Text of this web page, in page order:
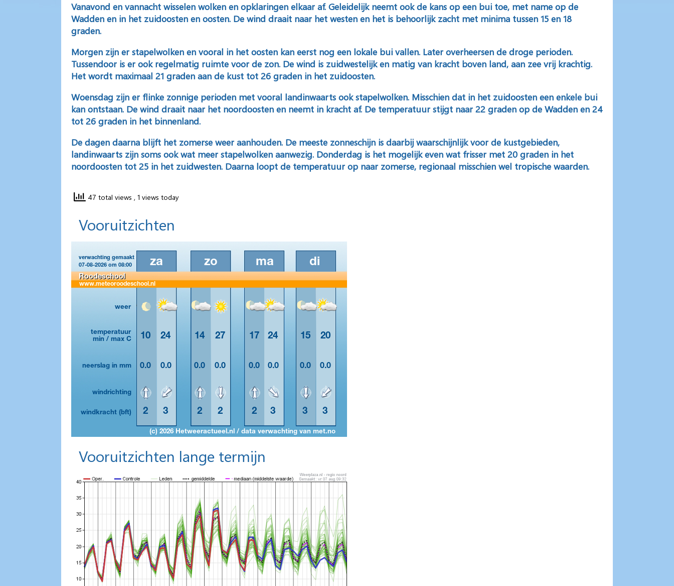
Vanavond en vannacht wisselen wolken en opklaringen elkaar af. Geleidelijk neemt ook de kans op een bui toe, met name op de
Wadden en in het zuidoosten en oosten. De wind draait naar het westen en het is behoorlijk zacht met minima tussen 15 en 18
graden.
Morgen zijn er stapelwolken en vooral in het oosten kan eerst nog een lokale bui vallen. Later overheersen de droge perioden.
Tussendoor is er ook regelmatig ruimte voor de zon. De wind is zuidwestelijk en matig van kracht boven land, aan zee vrij krachtig.
Het wordt maximaal 21 graden aan de kust tot 26 graden in het zuidoosten.
Woensdag zijn er flinke zonnige perioden met vooral landinwaarts ook stapelwolken. Misschien dat in het zuidoosten een enkele bui
kan ontstaan. De wind draait naar het noordoosten en neemt in kracht af. De temperatuur stijgt naar 22 graden op de Wadden en 24
tot 26 graden in het binnenland.
De dagen daarna blijft het zomerse weer aanhouden. De meeste zonneschijn is daarbij waarschijnlijk voor de kustgebieden,
landinwaarts zijn soms ook wat meer stapelwolken aanwezig. Donderdag is het mogelijk even wat frisser met 20 graden in het
noordoosten tot 25 in het zuidwesten. Daarna loopt de temperatuur op naar zomerse, regionaal misschien wel tropische waarden.
47 total views , 1 views today
Vooruitzichten
Vooruitzichten lange termijn